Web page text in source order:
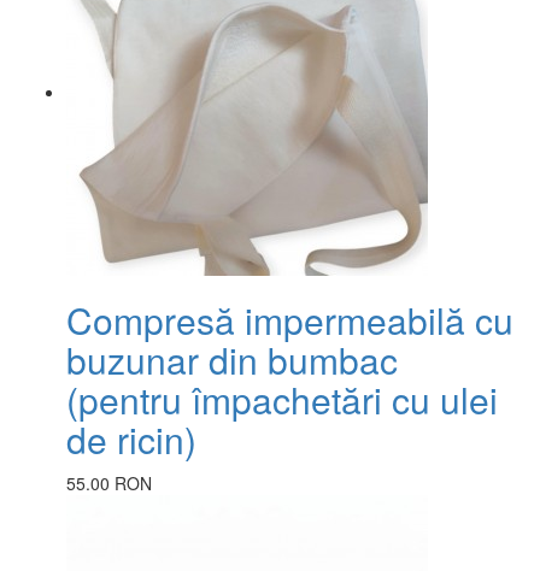
Compresă impermeabilă cu
buzunar din bumbac
(pentru împachetări cu ulei
de ricin)
55.00 RON